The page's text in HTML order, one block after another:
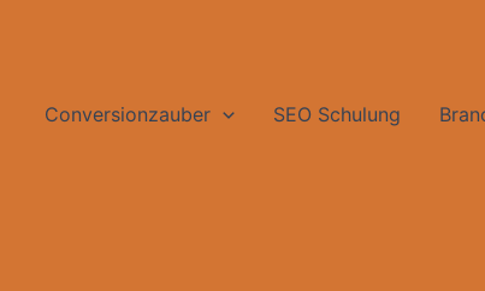
Conversionzauber SEO Schulung